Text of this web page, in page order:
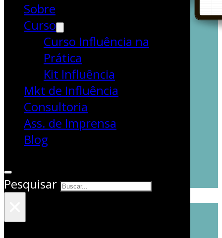
Sobre
Curso
Curso Influência na
Prática
Kit Influência
Mkt de Influência
Consultoria
Ass. de Imprensa
Blog
Pesquisar
Economize tempo e esforço em
suas campanhas de Marketing
customizáveis!